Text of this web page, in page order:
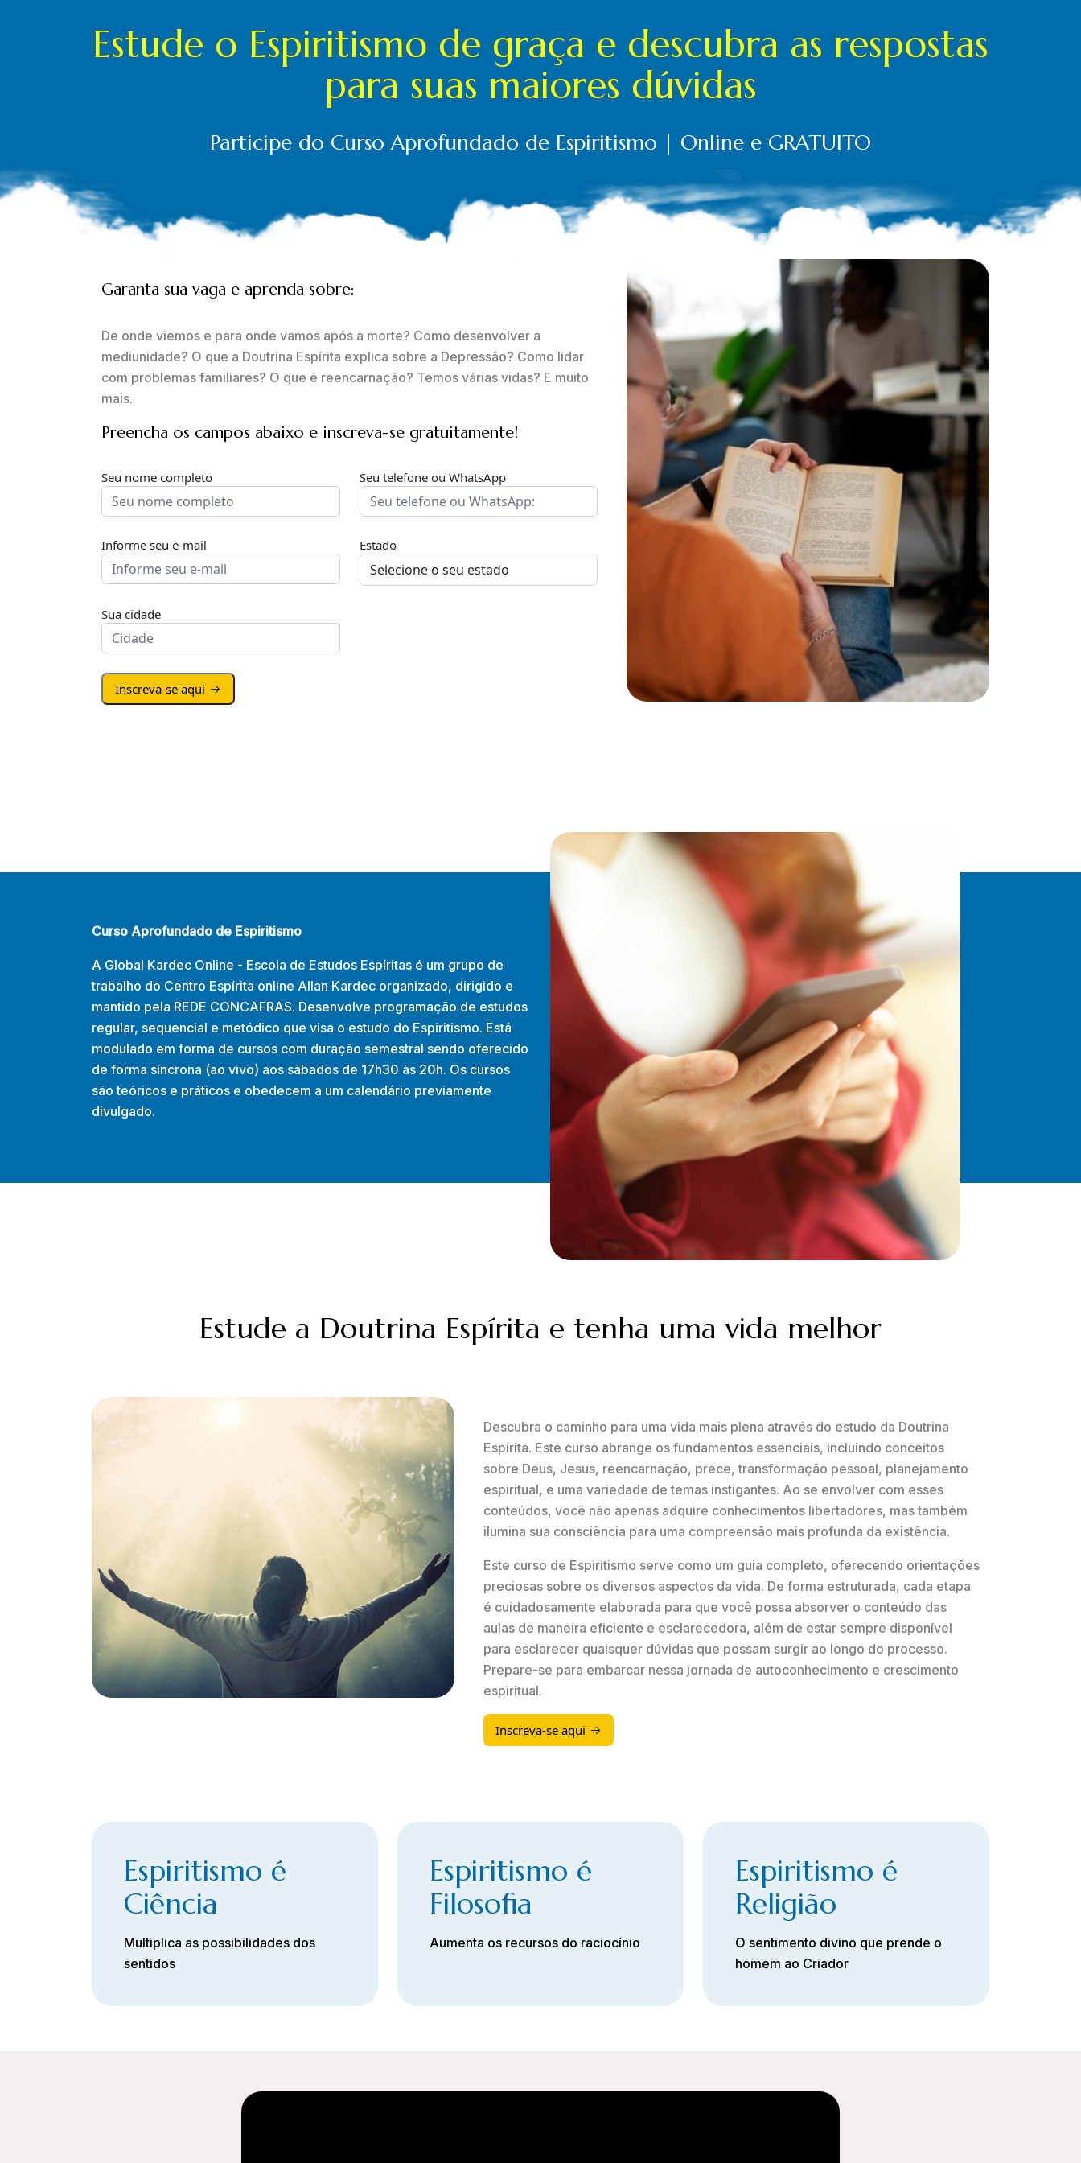
Estude o Espiritismo de graça e descubra as respostas
para suas maiores dúvidas
Participe do Curso Aprofundado de Espiritismo | Online e GRATUITO
Garanta sua vaga e aprenda sobre:
De onde viemos e para onde vamos após a morte? Como desenvolver a
mediunidade? O que a Doutrina Espírita explica sobre a Depressão? Como lidar
com problemas familiares? O que é reencarnação? Temos várias vidas? E muito
mais.
Preencha os campos abaixo e inscreva-se gratuitamente!
Seu nome completo Seu telefone ou WhatsApp
Informe seu e-mail Estado
Sua cidade
Inscreva-se aqui
Curso Aprofundado de Espiritismo
A Global Kardec Online - Escola de Estudos Espíritas é um grupo de
trabalho do Centro Espírita online Allan Kardec organizado, dirigido e
mantido pela REDE CONCAFRAS. Desenvolve programação de estudos
regular, sequencial e metódico que visa o estudo do Espiritismo. Está
modulado em forma de cursos com duração semestral sendo oferecido
de forma síncrona (ao vivo) aos sábados de 17h30 às 20h. Os cursos
são teóricos e práticos e obedecem a um calendário previamente
divulgado.
Estude a Doutrina Espírita e tenha uma vida melhor
Descubra o caminho para uma vida mais plena através do estudo da Doutrina
Espírita. Este curso abrange os fundamentos essenciais, incluindo conceitos
sobre Deus, Jesus, reencarnação, prece, transformação pessoal, planejamento
espiritual, e uma variedade de temas instigantes. Ao se envolver com esses
conteúdos, você não apenas adquire conhecimentos libertadores, mas também
ilumina sua consciência para uma compreensão mais profunda da existência.
Este curso de Espiritismo serve como um guia completo, oferecendo orientações
preciosas sobre os diversos aspectos da vida. De forma estruturada, cada etapa
é cuidadosamente elaborada para que você possa absorver o conteúdo das
aulas de maneira eficiente e esclarecedora, além de estar sempre disponível
para esclarecer quaisquer dúvidas que possam surgir ao longo do processo.
Prepare-se para embarcar nessa jornada de autoconhecimento e crescimento
espiritual.
Inscreva-se aqui
Espiritismo é
Ciência
Multiplica as possibilidades dos
sentidos
Espiritismo é
Filosofia
Aumenta os recursos do raciocínio
Espiritismo é
Religião
O sentimento divino que prende o
homem ao Criador